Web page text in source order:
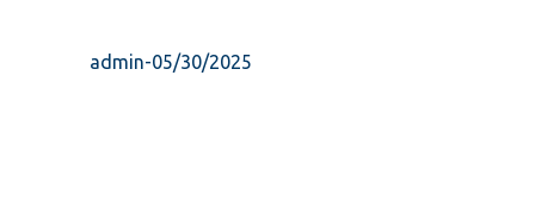
admin-05/30/2025